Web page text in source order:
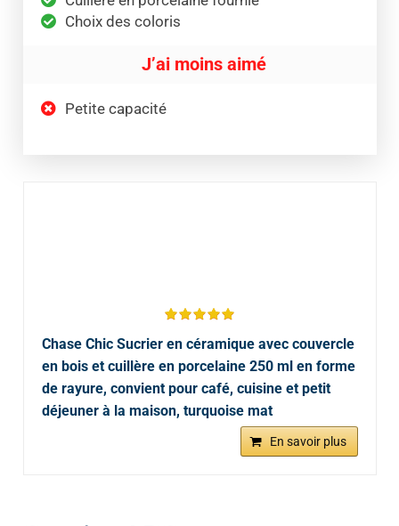
Choix des coloris
J’ai moins aimé
Petite capacité
Chase Chic Sucrier en céramique avec couvercle
en bois et cuillère en porcelaine 250 ml en forme
de rayure, convient pour café, cuisine et petit
déjeuner à la maison, turquoise mat
En savoir plus